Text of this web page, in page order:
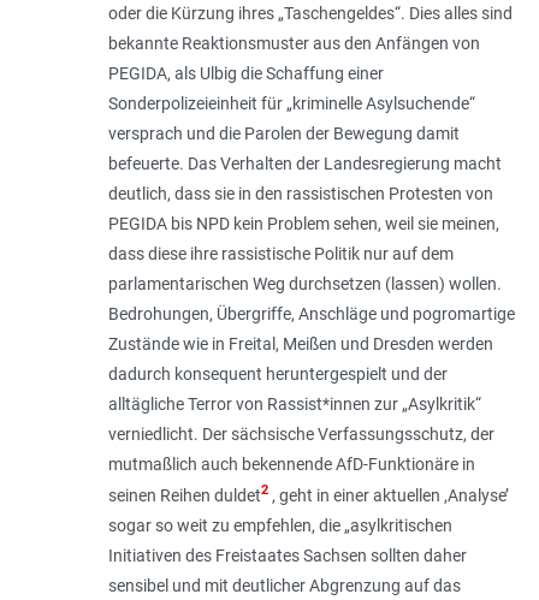
oder die Kürzung ihres „Taschengeldes“. Dies alles sind
bekannte Reaktionsmuster aus den Anfängen von
PEGIDA, als Ulbig die Schaffung einer
Sonderpolizeieinheit für „kriminelle Asylsuchende“
versprach und die Parolen der Bewegung damit
befeuerte. Das Verhalten der Landesregierung macht
deutlich, dass sie in den rassistischen Protesten von
PEGIDA bis NPD kein Problem sehen, weil sie meinen,
dass diese ihre rassistische Politik nur auf dem
parlamentarischen Weg durchsetzen (lassen) wollen.
Bedrohungen, Übergriffe, Anschläge und pogromartige
Zustände wie in Freital, Meißen und Dresden werden
dadurch konsequent heruntergespielt und der
alltägliche Terror von Ras­sist*innen zur „Asylkritik“
verniedlicht. Der sächsische Verfassungsschutz, der
mutmaßlich auch bekennende AfD-Funktionäre in
seinen Reihen duldet2, geht in einer aktu­ellen ,Analyse’
sogar so weit zu empfe­hlen, die „asylkritischen
Initiativen des Frei­staates Sachsen sollten daher
sensibel und mit deutlicher Abgrenzung auf das